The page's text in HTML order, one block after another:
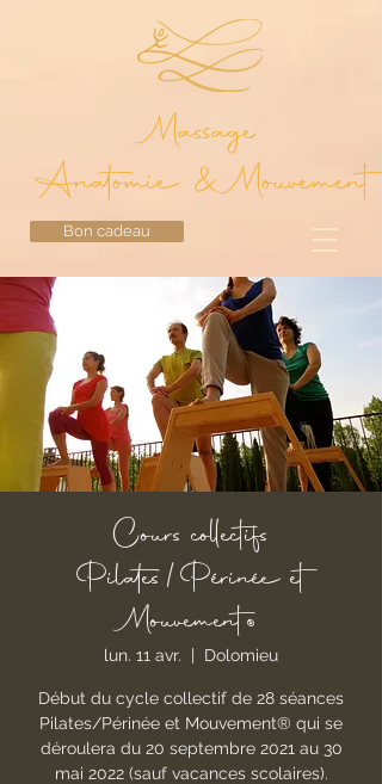
Massage
Anatomie & Mouvement
Bon cadeau
Cours collectifs
Pilates/Périnée et
Mouvement®
lun. 11 avr.
  |
Dolomieu
Début du cycle collectif de 28 séances
Pilates/Périnée et Mouvement® qui se
déroulera du 20 septembre 2021 au 30
mai 2022 (sauf vacances scolaires).